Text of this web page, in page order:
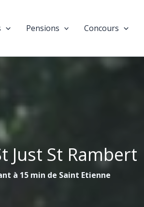
Pensions Concours
Just St Rambert
à 15 min de Saint Etienne